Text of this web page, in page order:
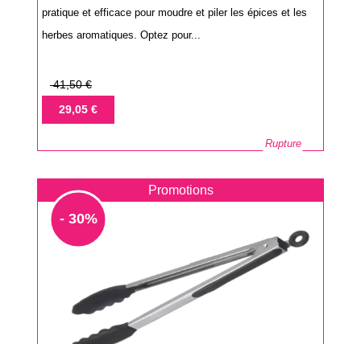
pratique et efficace pour moudre et piler les épices et les
herbes aromatiques. Optez pour...
Prix
base
41,50 €
Prix29,05 €
Rupture
Promotions
- 30%